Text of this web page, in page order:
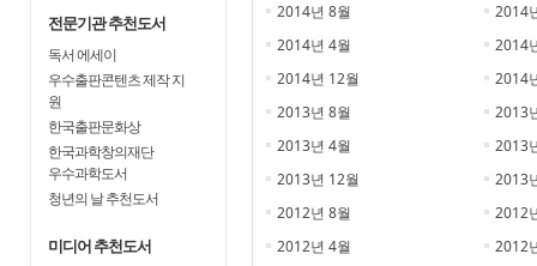
전문기관 추천도서
독서 에세이
우수출판콘텐츠 제작 지
원
한국출판문화상
한국과학창의재단
우수과학도서
청년의 날 추천도서
미디어 추천도서
2014년 8월
2014
2014년 4월
2014
2014년 12월
2014
2013년 8월
2013
2013년 4월
2013
2013년 12월
2013
2012년 8월
2012
2012년 4월
2012